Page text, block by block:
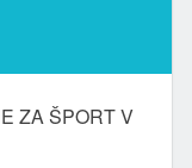
ZA ŠPORT V